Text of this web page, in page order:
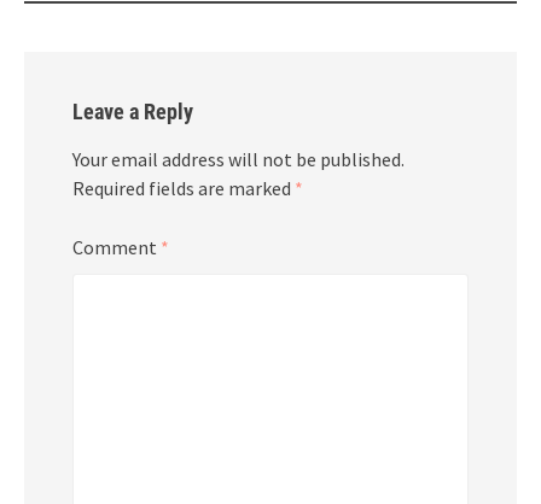
Leave a Reply
Your email address will not be published.
Required fields are marked *
Comment *